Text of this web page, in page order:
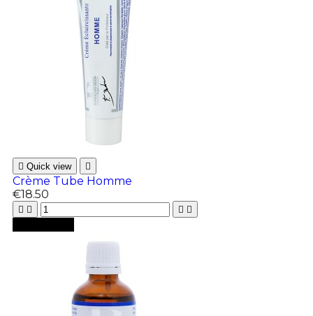
 Quick view 
Crème Tube Homme
€18.50
   